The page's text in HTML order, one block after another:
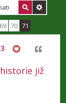
69 70 71
již
3 Citovat